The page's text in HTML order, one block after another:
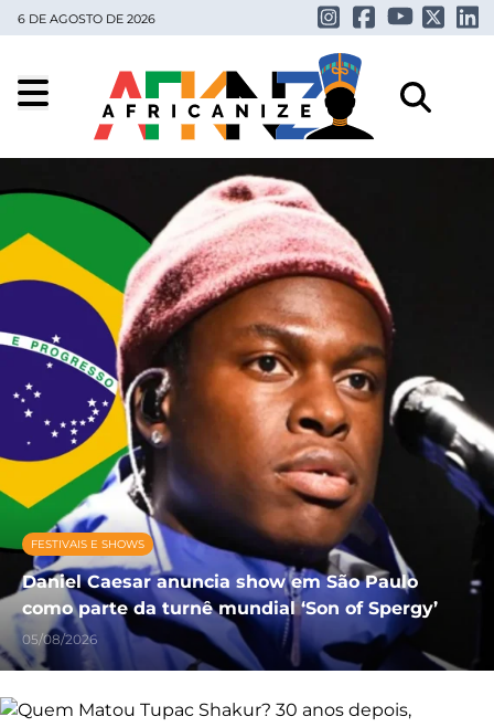
6 DE AGOSTO DE 2026
FESTIVAIS E SHOWS
Daniel Caesar anuncia show em São Paulo
como parte da turnê mundial ‘Son of Spergy’
05/08/2026